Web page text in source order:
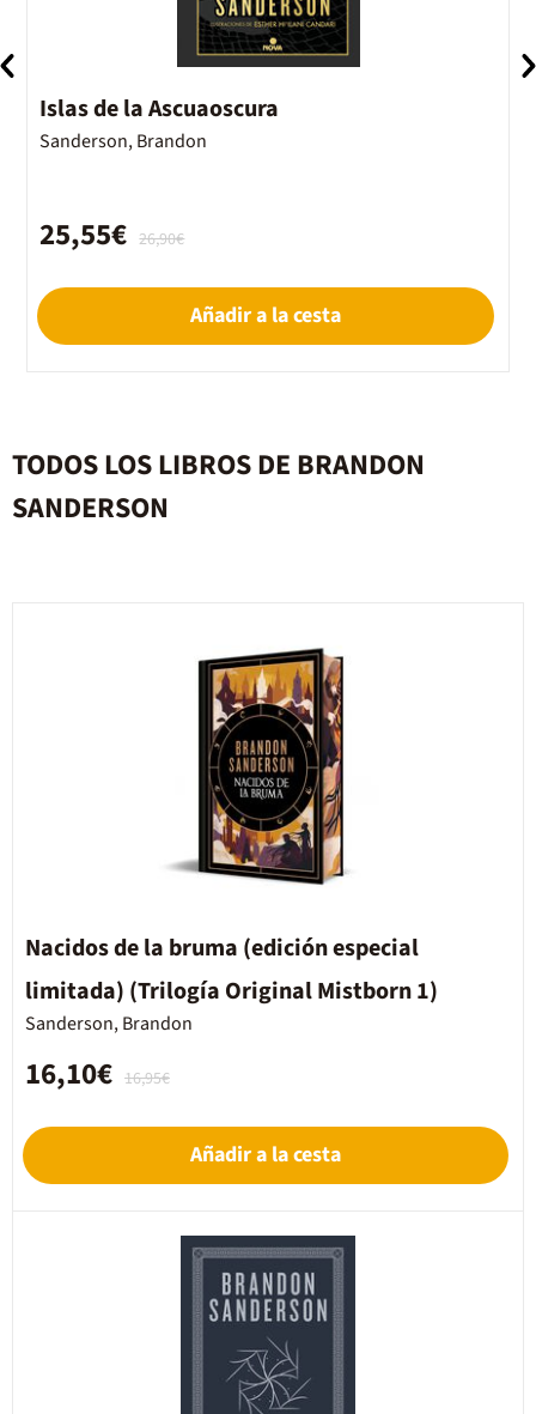
Islas de la Ascuaoscura
Sanderson, Brandon
26,90€
25,55€
Añadir a la cesta
TODOS LOS LIBROS DE BRANDON
SANDERSON
Nacidos de la bruma (edición especial
limitada) (Trilogía Original Mistborn 1)
Sanderson, Brandon
16,95€
16,10€
Añadir a la cesta